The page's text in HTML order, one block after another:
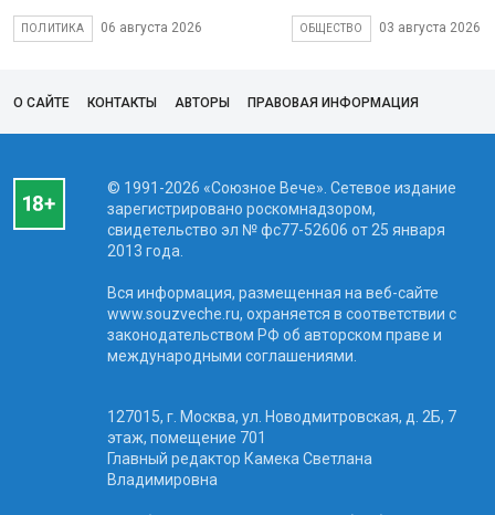
ПОЛИТИКА 06 августа 2026 ОБЩЕСТВО 03 августа 2026
О САЙТЕ КОНТАКТЫ АВТОРЫ ПРАВОВАЯ ИНФОРМАЦИЯ
© 1991-2026 «Союзное Вече». Сетевое издание
зарегистрировано роскомнадзором,
свидетельство эл № фc77-52606 от 25 января
2013 года.
Вся информация, размещенная на веб-сайте
www.souzveche.ru, охраняется в соответствии с
законодательством РФ об авторском праве и
международными соглашениями.
127015, г. Москва, ул. Новодмитровская, д. 2Б, 7
этаж, помещение 701
Главный редактор Камека Светлана
Владимировна